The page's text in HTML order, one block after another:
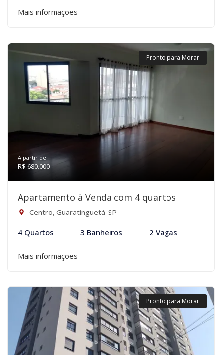
Mais informações
Pronto para Morar
A partir de:
R$ 680.000
Apartamento à Venda com 4 quartos
Centro, Guaratinguetá-SP
4 Quartos 3 Banheiros 2 Vagas
Mais informações
Pronto para Morar